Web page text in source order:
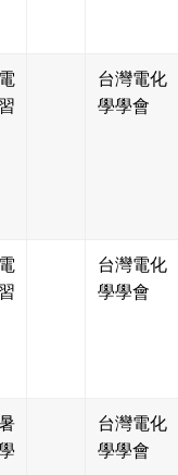
台灣電化
學學會
台灣電化
學學會
台灣電化
學學會